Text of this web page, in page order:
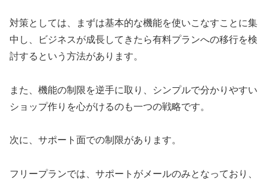
対策としては、まずは基本的な機能を使いこなすことに集
中し、ビジネスが成長してきたら有料プランへの移行を検
討するという方法があります。
また、機能の制限を逆手に取り、シンプルで分かりやすい
ショップ作りを心がけるのも一つの戦略です。
次に、サポート面での制限があります。
フリープランでは、サポートがメールのみとなっており、